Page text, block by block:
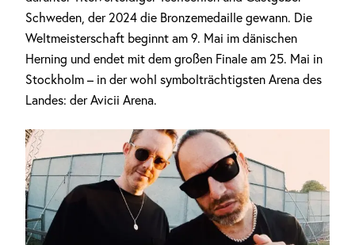
Schweden, der 2024 die Bronzemedaille gewann. Die
Weltmeisterschaft beginnt am 9. Mai im dänischen
Herning und endet mit dem großen Finale am 25. Mai in
Stockholm – in der wohl symbolträchtigsten Arena des
Landes: der Avicii Arena.